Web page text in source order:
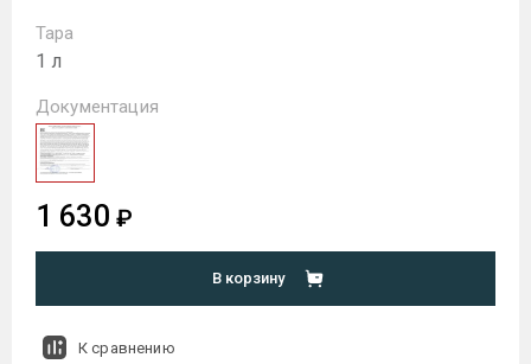
Тара
1 л
Документация
1 630 ₽
В корзину
К сравнению